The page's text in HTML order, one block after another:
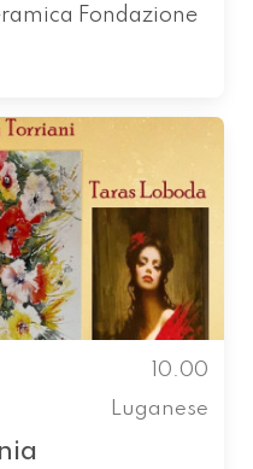
Fondazione
10.00
Luganese